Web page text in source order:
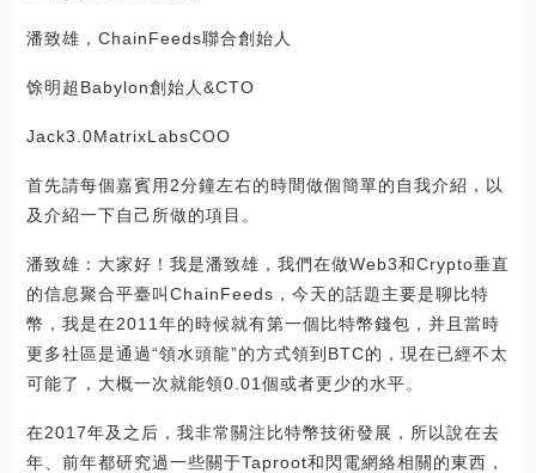
潘致雄，ChainFeeds聯合創始人
馀明超Babylon創始人&CTO
Jack3.0MatrixLabsCOO
首先請每個嘉賓用2分鐘左右的時間做個簡單的自我介紹，以
及介紹一下自己所做的項目。
潘致雄：大家好！我是潘致雄，我們在做Web3和Crypto垂直
的信息聚合平臺叫ChainFeeds，今天的話題主要是聊比特
幣，我是在2011年的時候就有第一個比特幣錢包，并且當時
更多社區是通過“領水頭龍”的方式領到BTC的，現在已經不太
可能了，大概一次就能領0.01個或者更少的水平。
在2017年及之后，我非常關注比特幣技術發展，所以說在去
年、前年都研究過一些關于Taproot和閃電網絡相關的東西，